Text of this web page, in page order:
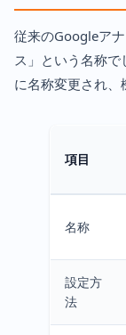
従来のGoogleア
ス」という名称で
に名称変更され、
項目
名称
設定方
法